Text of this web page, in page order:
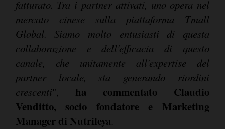
fatturato. Tra i partner attivati, uno opera nel
mercato cinese sulla piattaforma Tmall
Global. Siamo molto entusiasti di questa
collaborazione e dell'efficacia di questo
canale, che unitamente all'expertise del
partner locale, sta generando riordini
crescenti", ha commentato Claudio
Venditto, socio fondatore e Marketing
Manager di Nutrileya.